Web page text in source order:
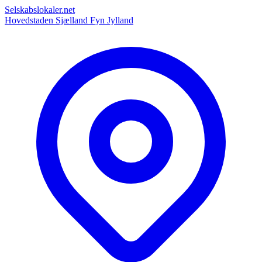
Selskabslokaler.net
Hovedstaden Sjælland Fyn Jylland